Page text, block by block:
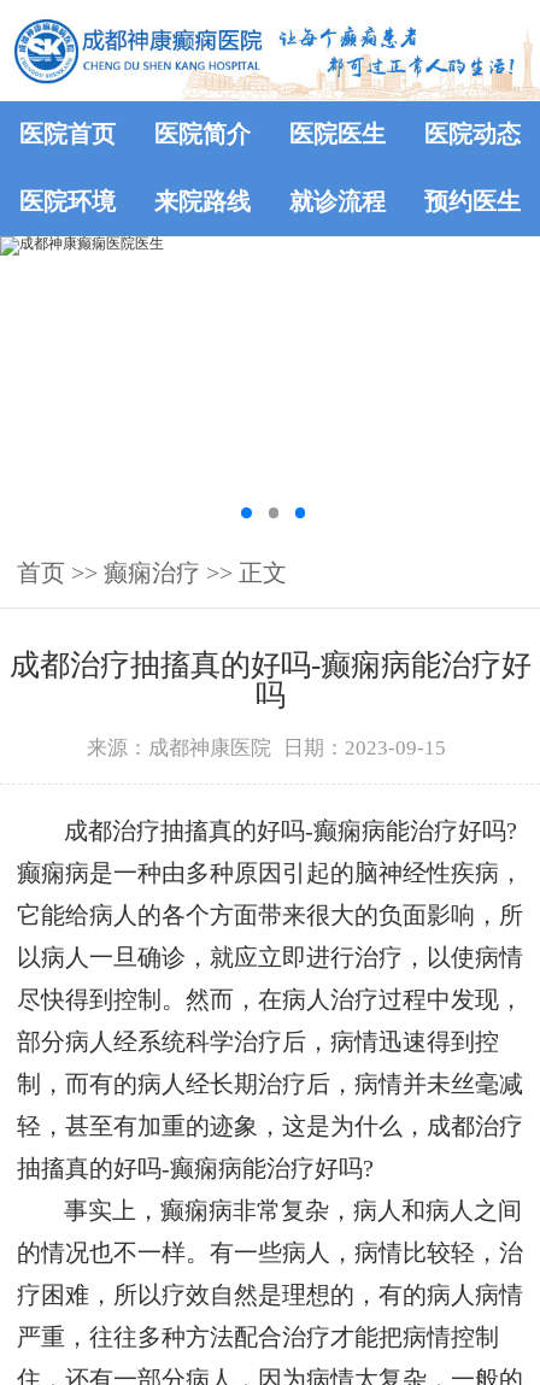
医院首页 医院简介 医院医生 医院动态
医院环境 来院路线 就诊流程 预约医生
首页 >> 癫痫治疗 >> 正文
成都治疗抽搐真的好吗-癫痫病能治疗好
吗
来源：成都神康医院 日期：2023-09-15
成都治疗抽搐真的好吗-癫痫病能治疗好吗?
癫痫病是一种由多种原因引起的脑神经性疾病，
它能给病人的各个方面带来很大的负面影响，所
以病人一旦确诊，就应立即进行治疗，以使病情
尽快得到控制。然而，在病人治疗过程中发现，
部分病人经系统科学治疗后，病情迅速得到控
制，而有的病人经长期治疗后，病情并未丝毫减
轻，甚至有加重的迹象，这是为什么，成都治疗
抽搐真的好吗-癫痫病能治疗好吗?
事实上，癫痫病非常复杂，病人和病人之间
的情况也不一样。有一些病人，病情比较轻，治
疗困难，所以疗效自然是理想的，有的病人病情
严重，往往多种方法配合治疗才能把病情控制
住，还有一部分病人，因为病情太复杂，一般的